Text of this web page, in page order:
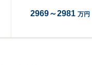
2969～2981 万円